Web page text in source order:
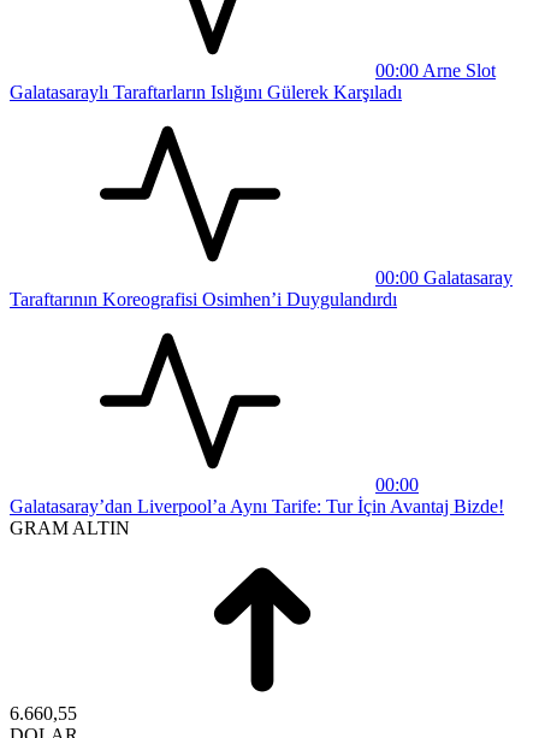
00:00 Arne Slot
Galatasaraylı Taraftarların Islığını Gülerek Karşıladı
00:00 Galatasaray
Taraftarının Koreografisi Osimhen’i Duygulandırdı
00:00
Galatasaray’dan Liverpool’a Aynı Tarife: Tur İçin Avantaj Bizde!
GRAM ALTIN
6.660,55